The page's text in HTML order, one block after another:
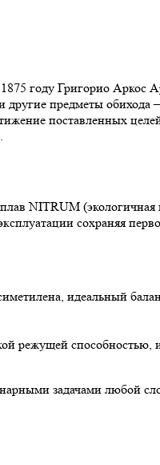
году Григорио Аркос
другие предметы
поставленных
NITRUM
сохраняя
идеальный
режущей
задачами любой